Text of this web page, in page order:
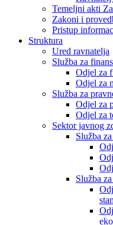
Temeljni akti
Zakoni i
Pristup
Struktura
Ured ravnatelja
Služba za
Odjel za
Odjel za
Služba za
Odjel za
Odjel za
Sektor javnog
Služba
Služba